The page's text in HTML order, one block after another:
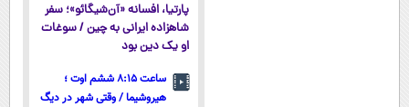
پارتیا، افسانه «آن‌شیگائو»؛ سفر
شاهزاده ایرانی به چین / سوغات
او یک دین بود
ساعت ۸:۱۵ ششم اوت ؛
هیروشیما / وقتی شهر در دیگ